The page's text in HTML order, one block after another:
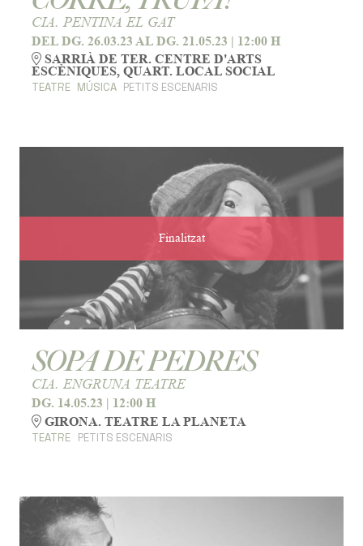
CIA. PENTINA EL GAT
DEL DG. 26.03.23 AL DG. 21.05.23 | 12:00 H
SARRIÀ DE TER. CENTRE D'ARTS
ESCÈNIQUES, QUART. LOCAL SOCIAL
TEATRE MÚSICA PETITS ESCENARIS
Finalitzat
SOPA DE PEDRES
CIA. ENGRUNA TEATRE
DG. 14.05.23 | 12:00 H
GIRONA. TEATRE LA PLANETA
TEATRE PETITS ESCENARIS